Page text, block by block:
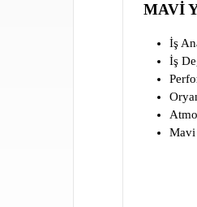
MAVİ
İş
İş
Mavi